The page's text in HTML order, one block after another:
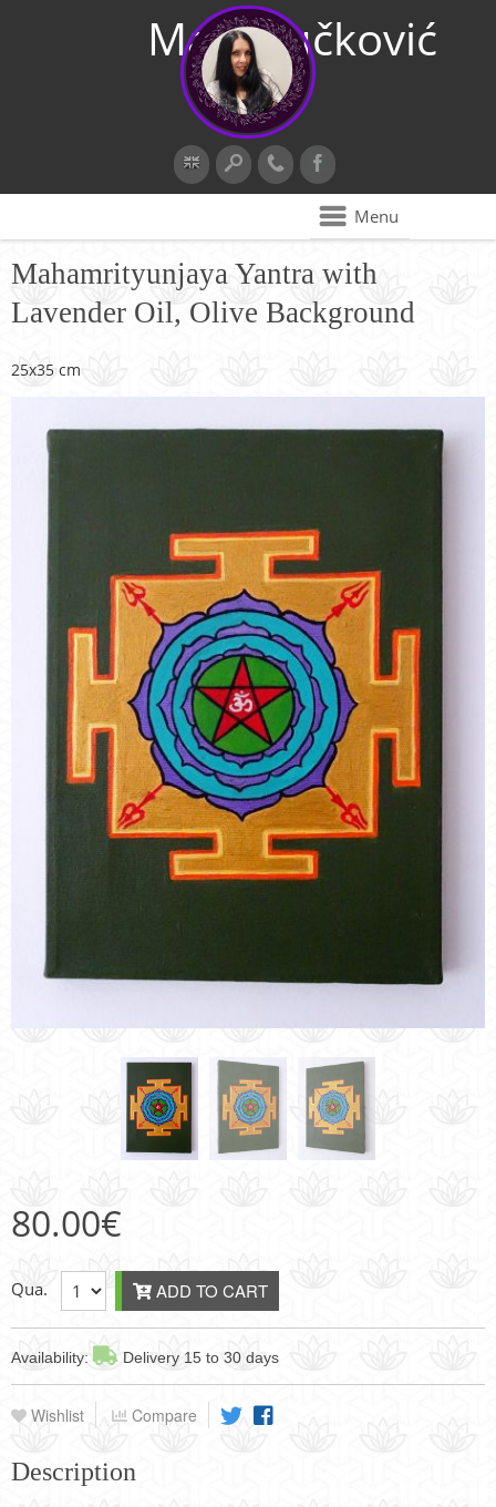
Maja Vučković
Menu
Mahamrityunjaya Yantra with
Lavender Oil, Olive Background
25x35 cm
80.00€
Qua. ADD TO CART
Availability: Delivery 15 to 30 days
Wishlist Compare
Description